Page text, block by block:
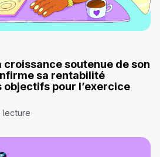
croissance soutenue de son
sa rentabilité
pour l’exercice
lecture